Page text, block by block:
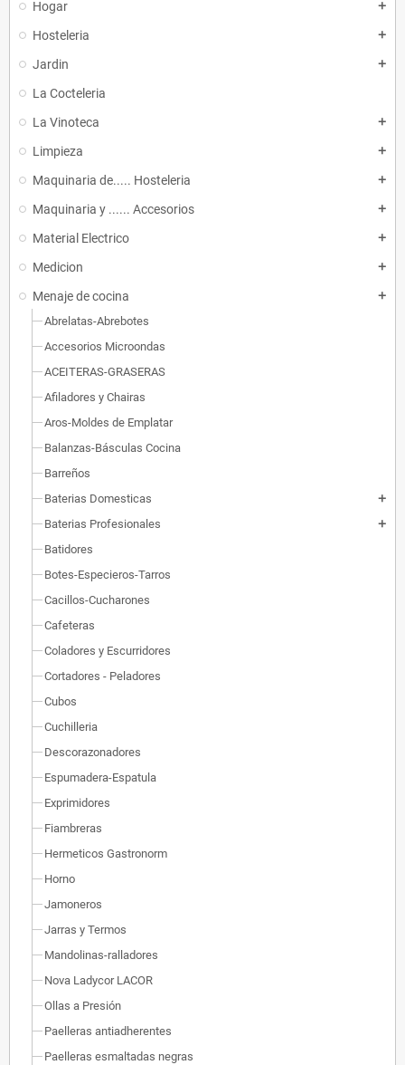
Hogar add
Hosteleria add
Jardin add
La Cocteleria
La Vinoteca
add
Limpieza add
Maquinaria de..... Hosteleria add
Maquinaria y ...... Accesorios add
Material Electrico add
Medicion add
Menaje de cocina add
Abrelatas-Abrebotes
Accesorios Microondas
ACEITERAS-GRASERAS
Afiladores y Chairas
Aros-Moldes de Emplatar
Balanzas-Básculas Cocina
Barreños
Baterias Domesticas
add
Baterias Profesionales add
Batidores
Botes-Especieros-Tarros
Cacillos-Cucharones
Cafeteras
Coladores y Escurridores
Cortadores - Peladores
Cubos
Cuchilleria
Descorazonadores
Espumadera-Espatula
Exprimidores
Fiambreras
Hermeticos Gastronorm
Horno
Jamoneros
Jarras y Termos
Mandolinas-ralladores
Nova Ladycor LACOR
Ollas a Presión
Paelleras antiadherentes
Paelleras esmaltadas negras